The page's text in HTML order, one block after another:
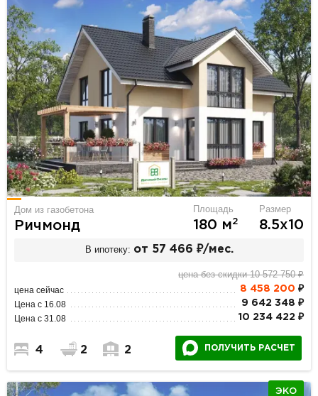
Дом из газобетона
Ричмонд
Площадь
180 м2
Размер
8.5х10
В ипотеку: от 57 466 ₽/мес.
цена без скидки 10 572 750 ₽
цена сейчас 8 458 200 ₽
Цена с 16.08 9 642 348 ₽
Цена с 31.08 10 234 422 ₽
4 2 2 ПОЛУЧИТЬ РАСЧЕТ
ЭКО